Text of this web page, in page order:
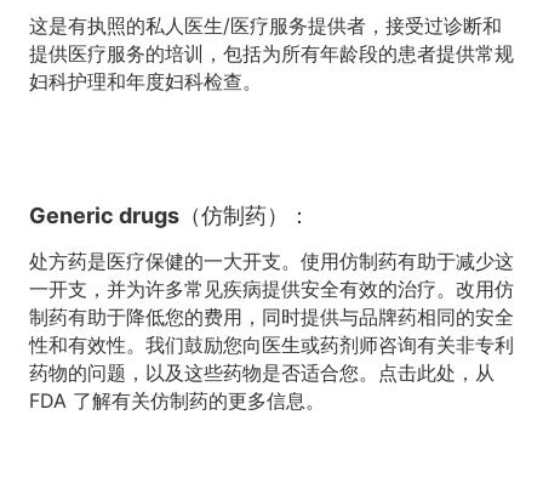
这是有执照的私人医生/医疗服务提供者，接受过诊断和
提供医疗服务的培训，包括为所有年龄段的患者提供常规
妇科护理和年度妇科检查。
Generic drugs（仿制药）：
处方药是医疗保健的一大开支。使用仿制药有助于减少这
一开支，并为许多常见疾病提供安全有效的治疗。改用仿
制药有助于降低您的费用，同时提供与品牌药相同的安全
性和有效性。我们鼓励您向医生或药剂师咨询有关非专利
药物的问题，以及这些药物是否适合您。点击此处，从
FDA 了解有关仿制药的更多信息。